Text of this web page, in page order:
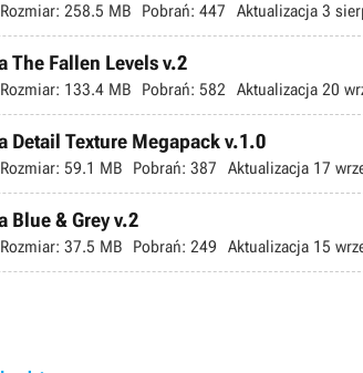
Rozmiar: 258.5 MB Pobrań: 447 Aktualizacja 3
The Fallen Levels v.2
Rozmiar: 133.4 MB Pobrań: 582 Aktualizacja 20
Detail Texture Megapack v.1.0
Rozmiar: 59.1 MB Pobrań: 387 Aktualizacja 17
Blue & Grey v.2
Rozmiar: 37.5 MB Pobrań: 249 Aktualizacja 15